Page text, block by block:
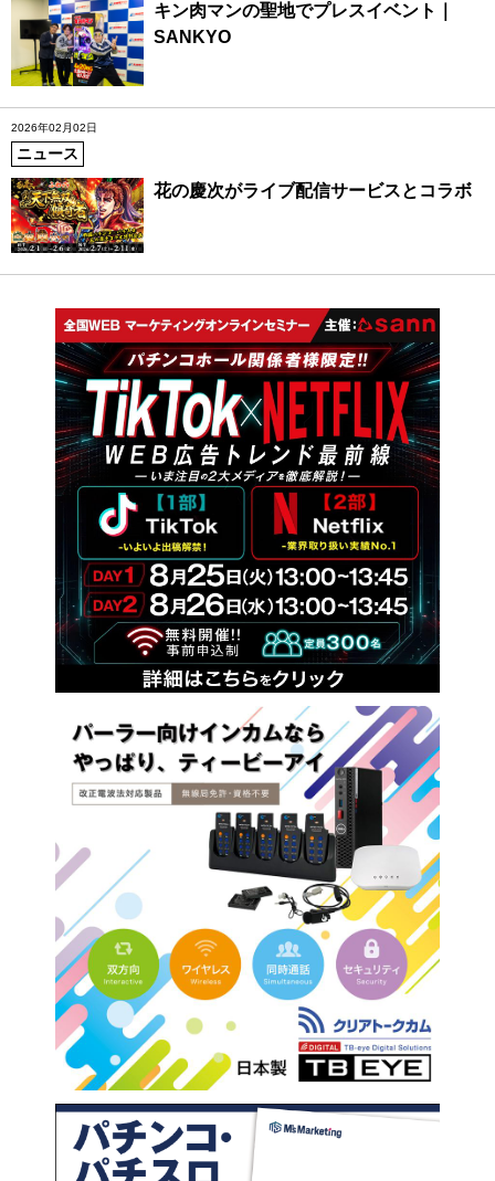
キン肉マンの聖地でプレスイベント｜
SANKYO
2026年02月02日
ニュース
花の慶次がライブ配信サービスとコラボ